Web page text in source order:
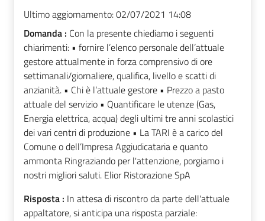
Ultimo aggiornamento:02/07/2021 14:08
Domanda : Con la presente chiediamo i seguenti
chiarimenti: • fornire l’elenco personale dell’attuale
gestore attualmente in forza comprensivo di ore
settimanali/giornaliere, qualifica, livello e scatti di
anzianità. • Chi è l’attuale gestore • Prezzo a pasto
attuale del servizio • Quantificare le utenze (Gas,
Energia elettrica, acqua) degli ultimi tre anni scolastici
dei vari centri di produzione • La TARI è a carico del
Comune o dell’Impresa Aggiudicataria e quanto
ammonta Ringraziando per l'attenzione, porgiamo i
nostri migliori saluti. Elior Ristorazione SpA
Risposta : In attesa di riscontro da parte dell'attuale
appaltatore, si anticipa una risposta parziale: